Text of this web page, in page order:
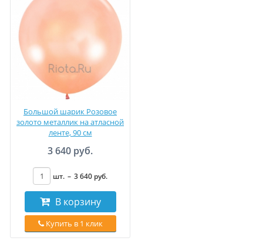
Большой шарик Розовое
золото металлик на атласной
ленте, 90 см
3 640 руб.
шт. – 3 640 руб.
В корзину
Купить в 1 клик